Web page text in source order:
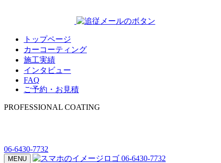
トップページ
カーコーティング
施工実績
インタビュー
FAQ
ご予約・お見積
PROFESSIONAL COATING
06-6430-7732
MENU
06-6430-7732